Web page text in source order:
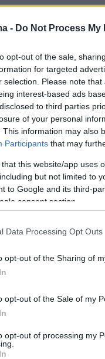
- Do Not Process
opt-out of the sale,
for targeted
selection. Please note
interest-based ads
to third parties
of your personal
This information may also
Participants that may
that this website/app uses
but not limited to
to Google and its third-
consent section.
Data Processing Opt Outs
opt-out of the Sharing of
opt-out of the Sale of my
opt-out of processing my
και
αρμόζει στον
ιστορίας
ευθύνη να
την υπόθεση με
βαθμό.
αλλάζουν
παρουσιάζει
Είναι βέβαιο ότι
νέα σεζόν
Ειδήσεις
στο